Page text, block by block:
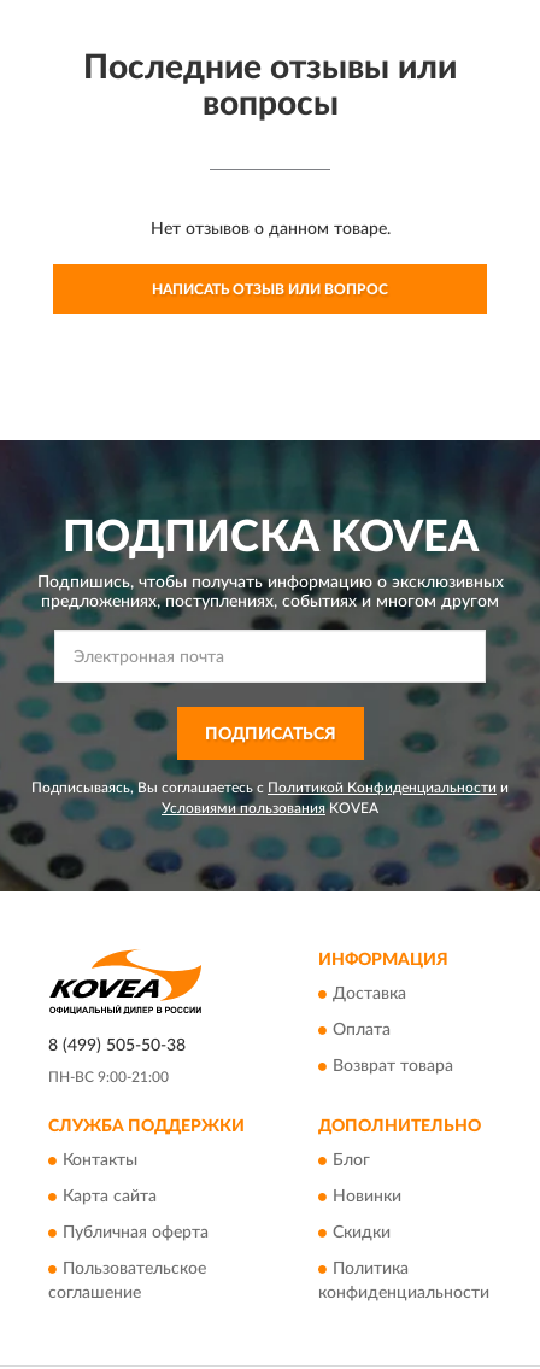
Последние отзывы или
вопросы
Нет отзывов о данном товаре.
НАПИСАТЬ ОТЗЫВ ИЛИ ВОПРОС
ПОДПИСКАKOVEA
Подпишись, чтобы получать информацию о эксклюзивных
предложениях,поступлениях, событиях и многом другом
ПОДПИСАТЬСЯ
Подписываясь, Вы соглашаетесь с Политикой Конфиденциальности и
Условиями пользованияKOVEA
8 (499) 505-50-38
ПН-ВС 9:00-21:00
ИНФОРМАЦИЯ
Доставка
Оплата
Возврат товара
СЛУЖБА ПОДДЕРЖКИ
Контакты
Карта сайта
Публичная оферта
Пользовательское
соглашение
ДОПОЛНИТЕЛЬНО
Блог
Новинки
Скидки
Политика
конфиденциальности